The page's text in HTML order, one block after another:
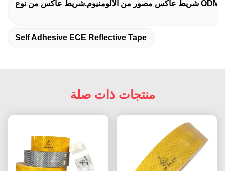
Self Adhesive ECE Reflective Tape
منتجات ذات صلة